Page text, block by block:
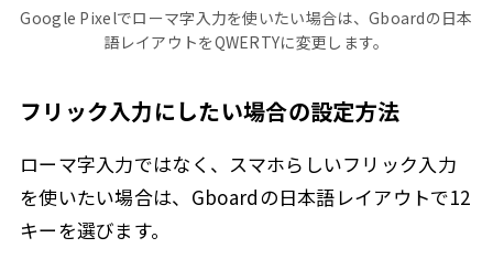
Google Pixelでローマ字入力を使いたい場合は、Gboardの日本
語レイアウトをQWERTYに変更します。
フリック入力にしたい場合の設定方法
ローマ字入力ではなく、スマホらしいフリック入力
を使いたい場合は、Gboardの日本語レイアウトで12
キーを選びます。